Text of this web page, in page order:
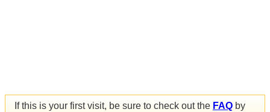
If this is your first visit, be sure to check out the FAQ by